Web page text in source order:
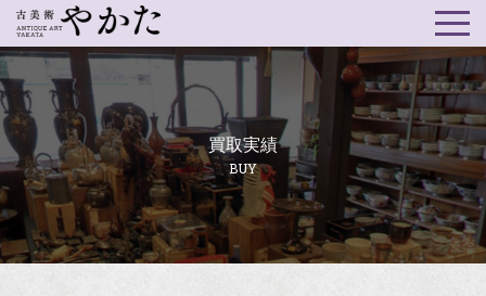
買取実績
BUY